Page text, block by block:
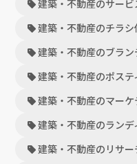
建築・不動産のサービ
建築・不動産のチラ
建築・不動産のブラン
建築・不動産のポステ
建築・不動産のマーケ
建築・不動産のランデ
建築・不動産のリサ